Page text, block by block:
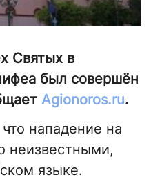
Святых в
был совершён
Аgionoros.ru.
нападение на
неизвестными,
языке.